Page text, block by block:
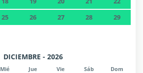
25 26 27 28
29
DICIEMBRE - 2026
Mié Jue Vie Sáb Dom